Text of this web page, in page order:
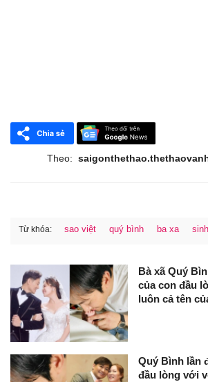
Theo:
Từ khóa: sao việt quý bình ba xa
Bà xã Quý
của con đầu
luôn cả tên
Quý Bình lần
đầu lòng với